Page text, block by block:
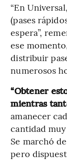
“En
(pases
espera”,
ese
distribuir
numerosos
“Obtener
mientras
amanecer
cantidad
Se marchó
pero